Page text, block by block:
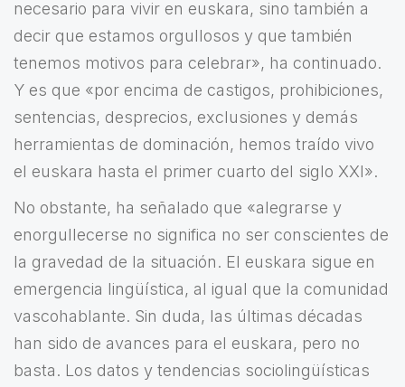
necesario para vivir en euskara, sino también a
decir que estamos orgullosos y que también
tenemos motivos para celebrar», ha continuado.
Y es que «por encima de castigos, prohibiciones,
sentencias, desprecios, exclusiones y demás
herramientas de dominación, hemos traído vivo
el euskara hasta el primer cuarto del siglo XXI».
No obstante, ha señalado que «alegrarse y
enorgullecerse no significa no ser conscientes de
la gravedad de la situación. El euskara sigue en
emergencia lingüística, al igual que la comunidad
vascohablante. Sin duda, las últimas décadas
han sido de avances para el euskara, pero no
basta. Los datos y tendencias sociolingüísticas